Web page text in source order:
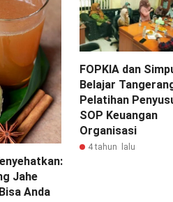
Jahe
Anda
FOPKIA dan
Belajar
Pelatihan
SOP Keuangan
Organisasi
4 tahun lalu